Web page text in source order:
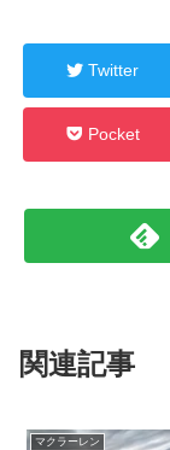
Twitter
Pocket
関連記事
マクラーレン